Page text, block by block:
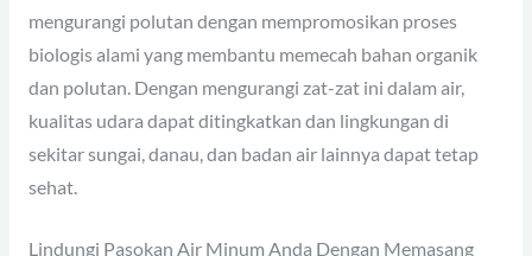
mengurangi polutan dengan mempromosikan proses
biologis alami yang membantu memecah bahan organik
dan polutan. Dengan mengurangi zat-zat ini dalam air,
kualitas udara dapat ditingkatkan dan lingkungan di
sekitar sungai, danau, dan badan air lainnya dapat tetap
sehat.
Lindungi Pasokan Air Minum Anda Dengan Memasang